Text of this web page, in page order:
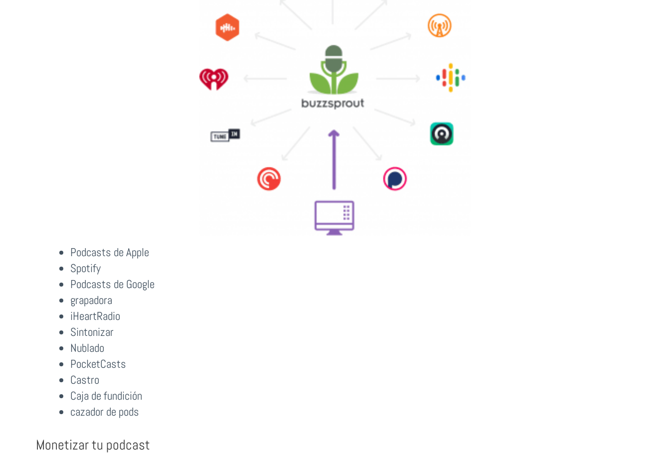
Podcasts de Apple
Spotify
Podcasts de Google
grapadora
iHeartRadio
Sintonizar
Nublado
PocketCasts
Castro
Caja de fundición
cazador de pods
Monetizar tu podcast